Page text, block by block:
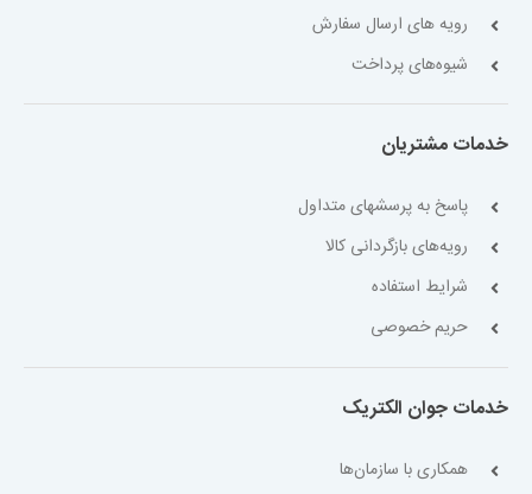
رویه های ارسال سفارش
شیوه‌های پرداخت
خدمات مشتریان
پاسخ به پرسشهای متداول
رویه‌های بازگردانی کالا
شرایط استفاده
حریم خصوصی
خدمات جوان الکتریک
همکاری با سازمان‌ها